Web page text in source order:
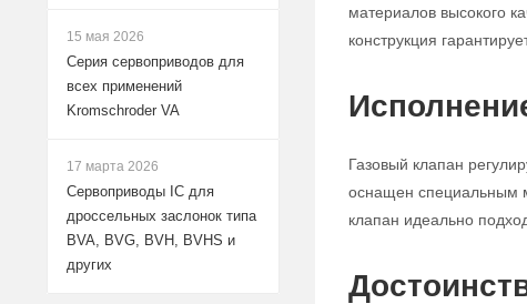
материалов высокого
конструкция
Газовый клапан
оснащен специальным
клапан идеально
15 мая 2026
Серия сервоприводов для
всех применений
Kromschroder VA
17 марта 2026
Сервоприводы IC для
дроссельных заслонок типа
BVA, BVG, BVH, BVHS и
других